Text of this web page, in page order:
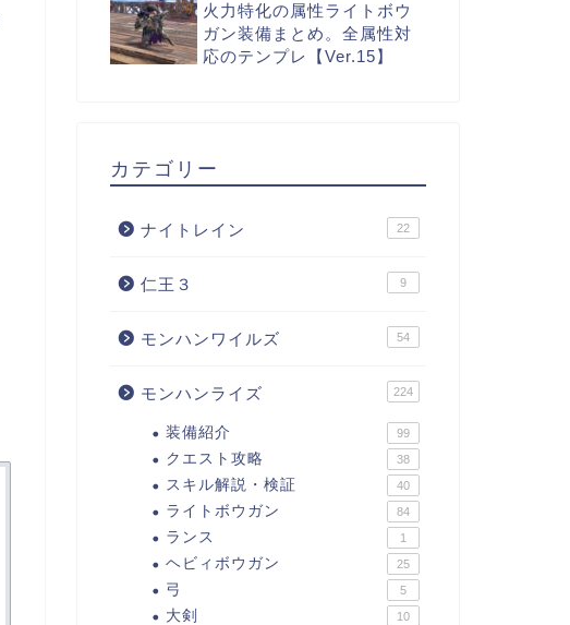
火力特化の属性ライトボウ
ガン装備まとめ。全属性対
応のテンプレ【Ver.15】
カテゴリー
ナイトレイン 22
仁王３ 9
モンハンワイルズ 54
モンハンライズ 224
装備紹介 99
クエスト攻略 38
スキル解説・検証 40
ライトボウガン 84
ランス 1
ヘビィボウガン 25
弓 5
大剣 10